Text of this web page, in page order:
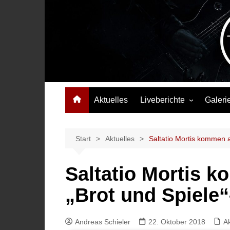
Das Musikmagazin, das Wellen schlägt. Konzerte,
Aktuelles Liveberichte
Festivalberichte
Highlights
Start Aktuelles Saltatio Mortis kommen
Saltatio Mortis
„Brot und
Andreas Schieler 22. Oktober 2018